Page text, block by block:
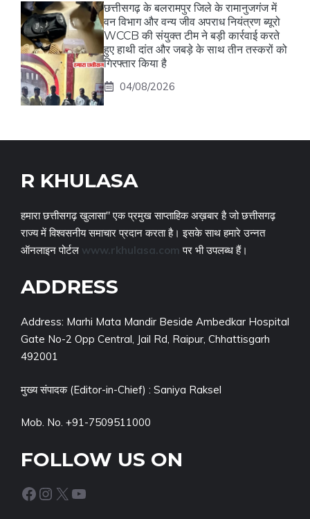
छत्तीसगढ़ के बलरामपुर जिले के रामानुजगंज में
वन विभाग और वन्य जीव अपराध नियंत्रण ब्यूरो
WCCB की संयुक्त टीम ने बड़ी कार्रवाई करते
हुए हाथी दांत और जबड़े के साथ तीन तस्करों को
गिरफ्तार किया है
04/08/2026
R KHULASA
हमारा छत्तीसगढ़ खुलासा" एक प्रमुख साप्ताहिक अख़बार है जो छत्तीसगढ़
राज्य में विश्वसनीय समाचार प्रदान करता है। इसके साथ हमारे उन्नत
ऑनलाइन पोर्टल www.rkhulasa.com पर भी उपलब्ध हैं।
ADDRESS
Address: Marhi Mata Mandir Beside Ambedkar Hospital
Gate No-2 Opp Central, Jail Rd, Raipur, Chhattisgarh
492001
मुख्य संपादक (Editor-in-Chief) : Saniya Raksel
Mob. No. +91-7509511000
FOLLOW US ON
Facebook Instagram X YouTube